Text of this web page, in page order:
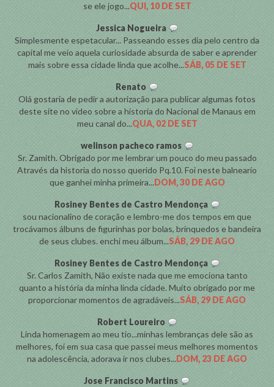
se ele jogo...QUI, 10 DE SET
Jessica Nogueira
Simplesmente espetacular... Passeando esses dia pelo centro da
capital me veio aquela curiosidade absurda de saber e aprender
mais sobre essa cidade linda que acolhe...SÁB, 05 DE SET
Renato
Olá gostaria de pedir a autorização para publicar algumas fotos
deste site no video sobre a historia do Nacional de Manaus em
meu canal do...QUA, 02 DE SET
welinson pacheco ramos
Sr. Zamith. Obrigado por me lembrar um pouco do meu passado
Através da historia do nosso querido Pq.10. Foi neste balneario
que ganhei minha primeira...DOM, 30 DE AGO
Rosiney Bentes de Castro Mendonça
sou nacionalino de coração e lembro-me dos tempos em que
trocávamos álbuns de figurinhas por bolas, brinquedos e bandeira
de seus clubes. enchi meu álbum...SÁB, 29 DE AGO
Rosiney Bentes de Castro Mendonça
Sr. Carlos Zamith, Não existe nada que me emociona tanto
quanto a história da minha linda cidade. Muito obrigado por me
proporcionar momentos de agradáveis...SÁB, 29 DE AGO
Robert Loureiro
Linda homenagem ao meu tio...minhas lembranças dele são as
melhores, foi em sua casa que passei meus melhores momentos
na adolescência, adorava ir nos clubes...DOM, 23 DE AGO
Jose Francisco Martins